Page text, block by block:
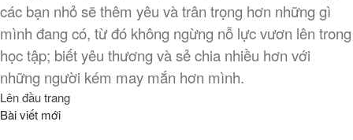
các bạn nhỏ sẽ thêm yêu và trân trọng hơn những gì
mình đang có, từ đó không ngừng nỗ lực vươn lên trong
học tập; biết yêu thương và sẻ chia nhiều hơn với
những người kém may mắn hơn mình.
Lên đầu trang
Bài viết mới